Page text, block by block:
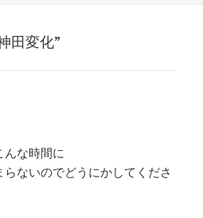
ー
田変化”
んな時間に
ないのでどうにかしてくださ